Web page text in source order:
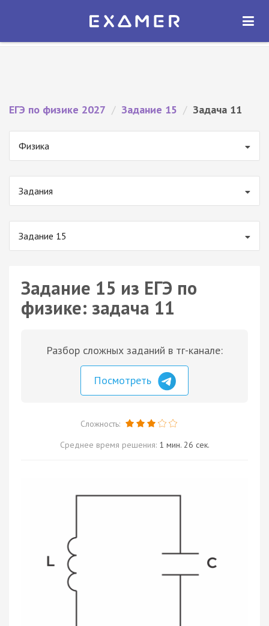
Экзамер — ЕГЭ 2027
ОТКРЫТЬ
ЕГЭ по физике 2027 / Задание 15 / Задача 11
Физика
Задания
Задание 15
Задание 15 из ЕГЭ по
физике: задача 11
Разбор сложных заданий в тг-канале:
Посмотреть
Сложность:
Среднее время решения: 1 мин. 26 сек.